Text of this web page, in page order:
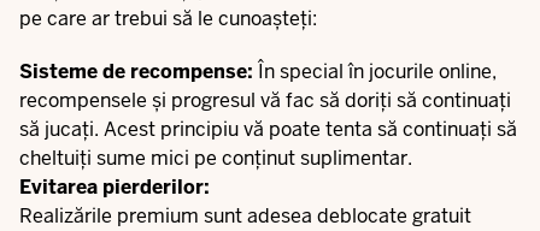
pe care ar trebui să le cunoașteți:
Sisteme de recompense: În special în jocurile online,
recompensele și progresul vă fac să doriți să continuați
să jucați. Acest principiu vă poate tenta să continuați să
cheltuiți sume mici pe conținut suplimentar.
Evitarea pierderilor:
Realizările premium sunt adesea deblocate gratuit